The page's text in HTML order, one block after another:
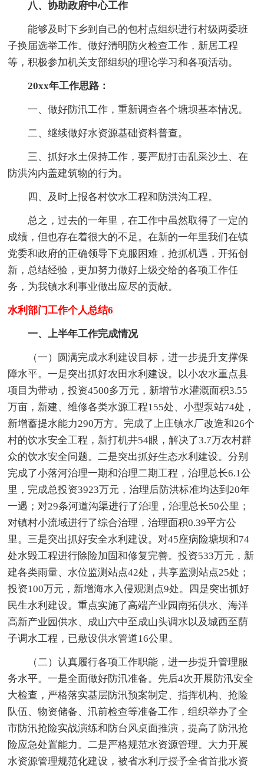
八、协助政府中心工作
能够及时下乡到自己的包村点组织进行村级两委班
子换届选举工作。做好清明防火检查工作，新居工程
等，积极参加机关支部组织的理论学习和各项活动。
20xx年工作思路：
一、做好防汛工作，重新调查各个塘坝基本情况。
二、继续做好水资源基础资料普查。
三、抓好水土保持工作，要严励打击乱采沙土、在
防洪沟内盖建筑物的行为。
四、及时上报各村饮水工程和防洪沟工程。
总之，过去的一年里，在工作中虽然取得了一定的
成绩，但也存在着很大的不足。在新的一年里我们在镇
党委和政府的正确领导下克服困难，抢抓机遇，开拓创
新，总结经验，更加努力做好上级交给的各项工作任
务，为我镇水利事业做出应尽的贡献。
水利部门工作个人总结6
一、上半年工作完成情况
（一）圆满完成水利建设目标，进一步提升支撑保
障水平。一是突出抓好农田水利建设。以小农水重点县
项目为带动，投资4500多万元，新增节水灌溉面积3.55
万亩，新建、维修各类水源工程155处、小型泵站74处，
新增蓄提水能力290万方。完成了上庄镇水厂改造和26个
村的饮水安全工程，新打机井54眼，解决了3.7万农村群
众的饮水安全问题。二是突出抓好生态水利建设。分别
完成了小落河治理一期和治理二期工程，治理总长6.1公
里，完成总投资3923万元，治理后防洪标准均达到20年
一遇；对29条河道沟渠进行了治理，治理总长50公里；
对镇村小流域进行了综合治理，治理面积0.39平方公
里。三是突出抓好安全水利建设。对45座病险塘坝和74
处水毁工程进行除险加固和修复完善。投资533万元，新
建各类雨量、水位监测站点42处，共享监测站点25处；
投资100万元，新增海水入侵观测点9处。四是突出抓好
民生水利建设。重点实施了高端产业园南拓供水、海洋
高新产业园供水、成山六中至成山头调水以及城西至荫
子调水工程，已敷设供水管道16公里。
（二）认真履行各项工作职能，进一步提升管理服
务水平。一是全面做好防汛准备。先后4次开展防汛安全
大检查，严格落实基层防汛预案制定、指挥机构、抢险
队伍、物资储备、汛前检查等准备工作，组织举办了全
市防汛抢险实战演练和防台风桌面推演，提高了防汛抢
险应急处置能力。二是严格规范水资源管理。大力开展
水资源管理规范化建设，被省水利厅授予全省首批水资